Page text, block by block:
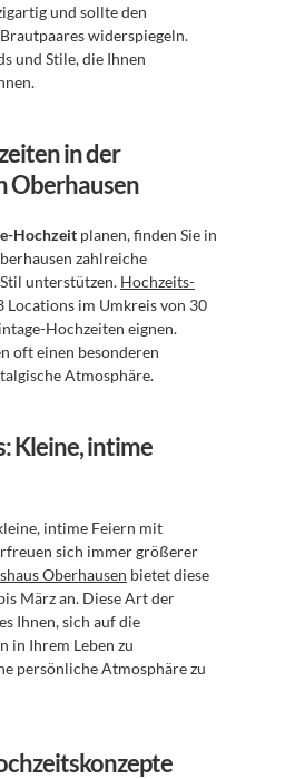
und sollte den
widerspiegeln.
und Stile, die Ihnen
in der
Oberhausen
Hochzeit planen, finden Sie in
zahlreiche
unterstützen. Hochzeits-
Locations im Umkreis von 30
Hochzeiten eignen.
oft einen besonderen
Atmosphäre.
Kleine, intime
intime Feiern mit
sich immer größerer
Oberhausen bietet diese
März an. Diese Art der
Ihnen, sich auf die
in Ihrem Leben zu
persönliche Atmosphäre zu